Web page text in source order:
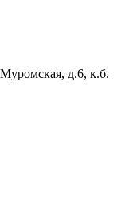
д.6, к.б.